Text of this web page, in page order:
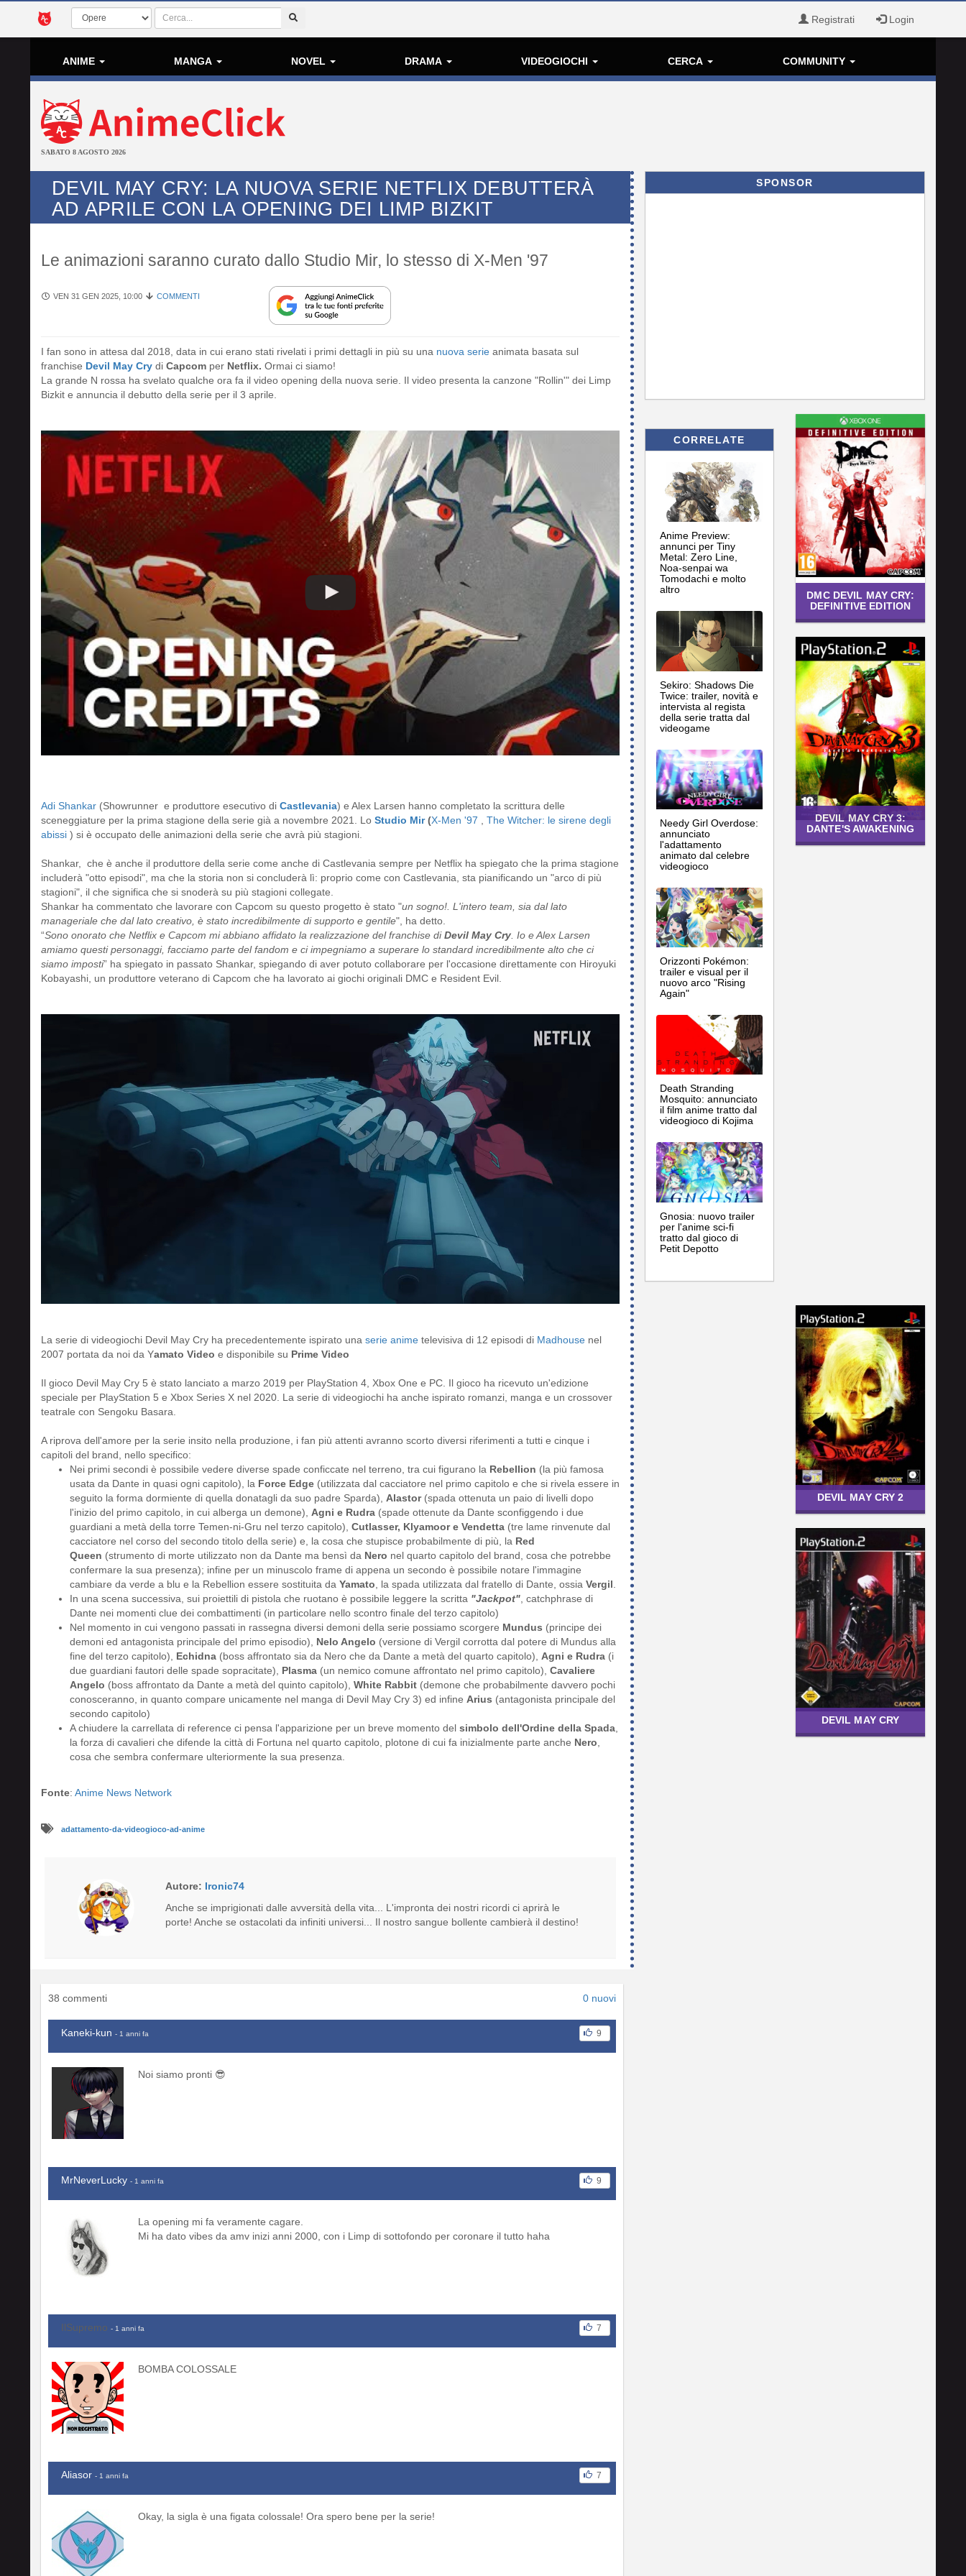
Registrati Login
ANIME MANGA NOVEL DRAMA VIDEOGIOCHI CERCA COMMUNITY
SABATO 8 AGOSTO 2026
DEVIL MAY CRY: LA NUOVA SERIE NETFLIX DEBUTTERÀ
AD APRILE CON LA OPENING DEI LIMP BIZKIT
Le animazioni saranno curato dallo Studio Mir, lo stesso di X-Men '97
VEN 31 GEN 2025, 10:00 COMMENTI
I fan sono in attesa dal 2018, data in cui erano stati rivelati i primi dettagli in più su una nuova serie animata basata sul
franchise Devil May Cry di Capcom per Netflix. Ormai ci siamo!
La grande N rossa ha svelato qualche ora fa il video opening della nuova serie. Il video presenta la canzone "Rollin'" dei Limp
Bizkit e annuncia il debutto della serie per il 3 aprile.
Adi Shankar (Showrunner e produttore esecutivo di Castlevania) e Alex Larsen hanno completato la scrittura delle
sceneggiature per la prima stagione della serie già a novembre 2021. Lo Studio Mir(X-Men '97 , The Witcher: le sirene degli
abissi ) si è occupato delle animazioni della serie che avrà più stagioni.
Shankar, che è anche il produttore della serie come anche di Castlevania sempre per Netflix ha spiegato che la prima stagione
includerà "otto episodi", ma che la storia non si concluderà lì: proprio come con Castlevania, sta pianificando un "arco di più
stagioni", il che significa che si snoderà su più stagioni collegate.
Shankar ha commentato che lavorare con Capcom su questo progetto è stato "un sogno!. L'intero team, sia dal lato
manageriale che dal lato creativo, è stato incredibilmente di supporto e gentile", ha detto.
“Sono onorato che Netflix e Capcom mi abbiano affidato la realizzazione del franchise diDevil May Cry. Io e Alex Larsen
amiamo questi personaggi, facciamo parte del fandom e ci impegniamo a superare lo standard incredibilmente alto che ci
siamo imposti” ha spiegato in passato Shankar, spiegando di aver potuto collaborare per l'occasione direttamente con Hiroyuki
Kobayashi, un produttore veterano di Capcom che ha lavorato ai giochi originali DMC e Resident Evil.
La serie di videogiochi Devil May Cry ha precedentemente ispirato una serie anime televisiva di 12 episodi di Madhouse nel
2007 portata da noi da Yamato Video e disponibile su Prime Video
Il gioco Devil May Cry 5 è stato lanciato a marzo 2019 per PlayStation 4, Xbox One e PC. Il gioco ha ricevuto un'edizione
speciale per PlayStation 5 e Xbox Series X nel 2020. La serie di videogiochi ha anche ispirato romanzi, manga e un crossover
teatrale con Sengoku Basara.
A riprova dell'amore per la serie insito nella produzione, i fan più attenti avranno scorto diversi riferimenti a tutti e cinque i
capitoli del brand, nello specifico:
Nei primi secondi è possibile vedere diverse spade conficcate nel terreno, tra cui figurano la Rebellion (la più famosa
usata da Dante in quasi ogni capitolo), la Force Edge (utilizzata dal cacciatore nel primo capitolo e che si rivela essere in
seguito la forma dormiente di quella donatagli da suo padre Sparda), Alastor(spada ottenuta un paio di livelli dopo
l'inizio del primo capitolo, in cui alberga un demone), Agni e Rudra (spade ottenute da Dante sconfiggendo i due
guardiani a metà della torre Temen-ni-Gru nel terzo capitolo), Cutlasser, Klyamoor e Vendetta (tre lame rinvenute dal
cacciatore nel corso del secondo titolo della serie) e, la cosa che stupisce probabilmente di più, la Red
Queen (strumento di morte utilizzato non da Dante ma bensì da Nero nel quarto capitolo del brand, cosa che potrebbe
confermare la sua presenza); infine per un minuscolo frame di appena un secondo è possibile notare l'immagine
cambiare da verde a blu e la Rebellion essere sostituita da Yamato , la spada utilizzata dal fratello di Dante, ossia Vergil
In una scena successiva, sui proiettili di pistola che ruotano è possibile leggere la scritta "Jackpot" , catchphrase di
Dante nei momenti clue dei combattimenti (in particolare nello scontro finale del terzo capitolo)
Nel momento in cui vengono passati in rassegna diversi demoni della serie possiamo scorgere Mundus (principe dei
demoni ed antagonista principale del primo episodio), Nelo Angelo (versione di Vergil corrotta dal potere di Mundus alla
fine del terzo capitolo), Echidna (boss affrontato sia da Nero che da Dante a metà del quarto capitolo), Agni e Rudra (i
due guardiani fautori delle spade sopracitate), Plasma (un nemico comune affrontato nel primo capitolo), Cavaliere
Angelo (boss affrontato da Dante a metà del quinto capitolo), White Rabbit (demone che probabilmente davvero pochi
conosceranno, in quanto compare unicamente nel manga di Devil May Cry 3) ed infine Arius (antagonista principale del
secondo capitolo)
A chiudere la carrellata di reference ci pensa l'apparizione per un breve momento del simbolo dell'Ordine della Spada
la forza di cavalieri che difende la città di Fortuna nel quarto capitolo, plotone di cui fa inizialmente parte anche Nero
cosa che sembra confermare ulteriormente la sua presenza.
Fonte: Anime News Network
adattamento-da-videogioco-ad-anime
Autore: Ironic74
Anche se imprigionati dalle avversità della vita... L'impronta dei nostri ricordi ci aprirà le
porte! Anche se ostacolati da infiniti universi... Il nostro sangue bollente cambierà il destino!
38 commenti 0 nuovi
Kaneki-kun - 1 anni fa 9
Noi siamo pronti 😎
MrNeverLucky - 1 anni fa 9
La opening mi fa veramente cagare.
Mi ha dato vibes da amv inizi anni 2000, con i Limp di sottofondo per coronare il tutto haha
IlSupremo - 1 anni fa 7
BOMBA COLOSSALE
Aliasor - 1 anni fa 7
Okay, la sigla è una figata colossale! Ora spero bene per la serie!
SPONSOR
CORRELATE
Anime Preview:
annunci per Tiny
Metal: Zero Line,
Noa-senpai wa
Tomodachi e molto
altro
Sekiro: Shadows Die
Twice: trailer, novità e
intervista al regista
della serie tratta dal
videogame
Needy Girl Overdose:
annunciato
l'adattamento
animato dal celebre
videogioco
Orizzonti Pokémon:
trailer e visual per il
nuovo arco "Rising
Again"
Death Stranding
Mosquito: annunciato
il film anime tratto dal
videogioco di Kojima
Gnosia: nuovo trailer
per l'anime sci-fi
tratto dal gioco di
Petit Depotto
DMC DEVIL MAY CRY:
DEFINITIVE EDITION
DEVIL MAY CRY 3:
DANTE'S AWAKENING
DEVIL MAY CRY 2
DEVIL MAY CRY